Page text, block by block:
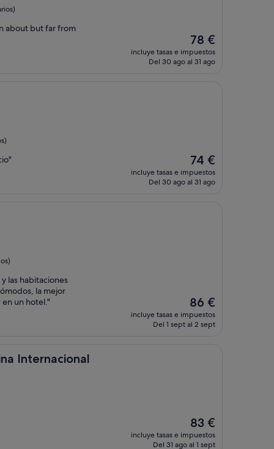
about but far from
El
precio
actual
78 €
incluye tasas e impuestos
Del 30 ago al 31 ago
El
precio
actual
74 €
incluye tasas e impuestos
Del 30 ago al 31 ago
las habitaciones
la mejor
un hotel."
El
precio
actual
86 €
incluye tasas e impuestos
Del 1 sept al 2 sept
Internacional
El
precio
actual
83 €
incluye tasas e impuestos
Del 31 ago al 1 sept